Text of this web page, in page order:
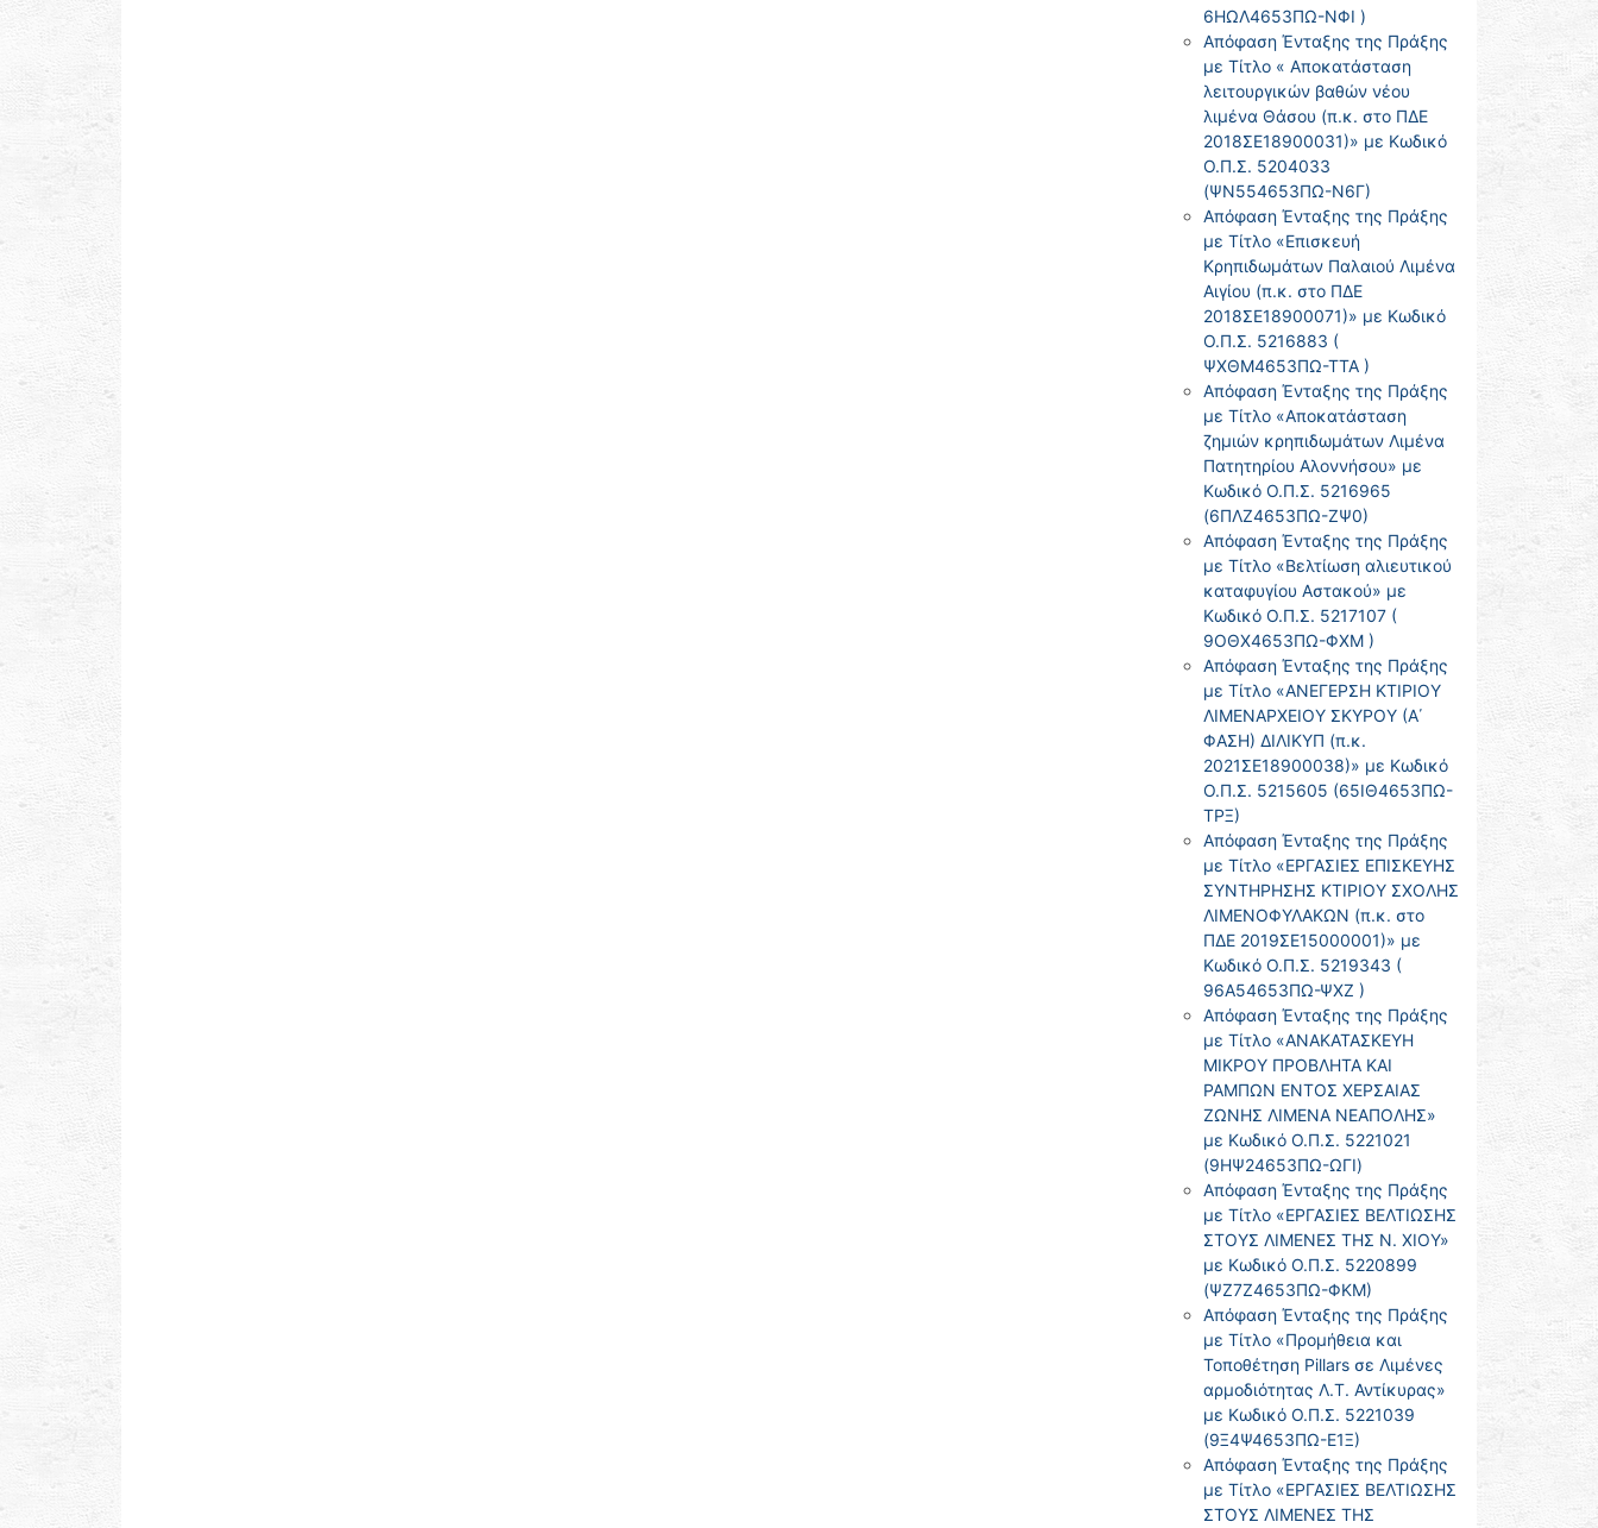
6ΗΩΛ4653ΠΩ-ΝΦΙ )
Απόφαση Ένταξης της Πράξης
με Τίτλο « Αποκατάσταση
λειτουργικών βαθών νέου
λιμένα Θάσου (π.κ. στο ΠΔΕ
2018ΣΕ18900031)» με Κωδικό
Ο.Π.Σ. 5204033
(ΨΝ554653ΠΩ-Ν6Γ)
Απόφαση Ένταξης της Πράξης
με Τίτλο «Επισκευή
Κρηπιδωμάτων Παλαιού Λιμένα
Αιγίου (π.κ. στο ΠΔΕ
2018ΣΕ18900071)» με Κωδικό
Ο.Π.Σ. 5216883 (
ΨΧΘΜ4653ΠΩ-ΤΤΑ )
Απόφαση Ένταξης της Πράξης
με Τίτλο «Αποκατάσταση
ζημιών κρηπιδωμάτων Λιμένα
Πατητηρίου Αλοννήσου» με
Κωδικό Ο.Π.Σ. 5216965
(6ΠΛΖ4653ΠΩ-ΖΨ0)
Απόφαση Ένταξης της Πράξης
με Τίτλο «Βελτίωση αλιευτικού
καταφυγίου Αστακού» με
Κωδικό Ο.Π.Σ. 5217107 (
9ΟΘΧ4653ΠΩ-ΦΧΜ )
Απόφαση Ένταξης της Πράξης
με Τίτλο «ΑΝΕΓΕΡΣΗ ΚΤΙΡΙΟΥ
ΛΙΜΕΝΑΡΧΕΙΟΥ ΣΚΥΡΟΥ (Α΄
ΦΑΣΗ) ΔΙΛΙΚΥΠ (π.κ.
2021ΣΕ18900038)» με Κωδικό
Ο.Π.Σ. 5215605 (65ΙΘ4653ΠΩ-
ΤΡΞ)
Απόφαση Ένταξης της Πράξης
με Τίτλο «ΕΡΓΑΣΙΕΣ ΕΠΙΣΚΕΥΗΣ
ΣΥΝΤΗΡΗΣΗΣ ΚΤΙΡΙΟΥ ΣΧΟΛΗΣ
ΛΙΜΕΝΟΦΥΛΑΚΩΝ (π.κ. στο
ΠΔΕ 2019ΣΕ15000001)» με
Κωδικό Ο.Π.Σ. 5219343 (
96Α54653ΠΩ-ΨΧΖ )
Απόφαση Ένταξης της Πράξης
με Τίτλο «ΑΝΑΚΑΤΑΣΚΕΥΗ
ΜΙΚΡΟΥ ΠΡΟΒΛΗΤΑ ΚΑΙ
ΡΑΜΠΩΝ ΕΝΤΟΣ ΧΕΡΣΑΙΑΣ
ΖΩΝΗΣ ΛΙΜΕΝΑ ΝΕΑΠΟΛΗΣ»
με Κωδικό Ο.Π.Σ. 5221021
(9ΗΨ24653ΠΩ-ΩΓΙ)
Απόφαση Ένταξης της Πράξης
με Τίτλο «ΕΡΓΑΣΙΕΣ ΒΕΛΤΙΩΣΗΣ
ΣΤΟΥΣ ΛΙΜΕΝΕΣ ΤΗΣ Ν. ΧΙΟΥ»
με Κωδικό Ο.Π.Σ. 5220899
(ΨΖ7Ζ4653ΠΩ-ΦΚΜ)
Απόφαση Ένταξης της Πράξης
με Τίτλο «Προμήθεια και
Τοποθέτηση Pillars σε Λιμένες
αρμοδιότητας Λ.Τ. Αντίκυρας»
με Κωδικό Ο.Π.Σ. 5221039
(9Ξ4Ψ4653ΠΩ-Ε1Ξ)
Απόφαση Ένταξης της Πράξης
με Τίτλο «ΕΡΓΑΣΙΕΣ ΒΕΛΤΙΩΣΗΣ
ΣΤΟΥΣ ΛΙΜΕΝΕΣ ΤΗΣ